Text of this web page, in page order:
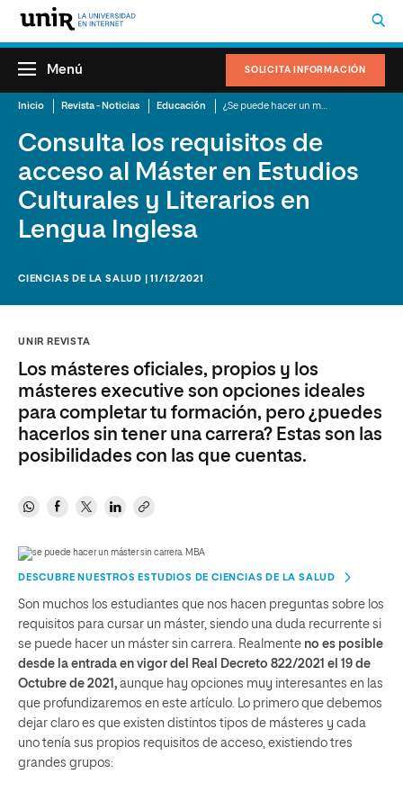
SOLICITA INFORMACIÓN
Menú
Inicio Revista - Noticias Educación
Consulta los requisitos de
acceso al Máster en Estudios
Culturales y Literarios en
Lengua Inglesa
CIENCIAS DE LA SALUD | 11/12/2021
UNIR REVISTA
Los másteres oficiales, propios y los
másteres executive son opciones ideales
para completar tu formación, pero ¿puedes
hacerlos sin tener una carrera? Estas son las
posibilidades con las que cuentas.
DESCUBRE NUESTROS ESTUDIOS DE CIENCIAS DE LA SALUD
Son muchos los estudiantes que nos hacen preguntas sobre los
requisitos para cursar un máster, siendo una duda recurrente si
se puede hacer un máster sin carrera. Realmente no es posible
desde la entrada en vigor del Real Decreto 822/2021 el 19 de
Octubre de 2021, aunque hay opciones muy interesantes en las
que profundizaremos en este artículo. Lo primero que debemos
dejar claro es que existen distintos tipos de másteres y cada
uno tenía sus propios requisitos de acceso, existiendo tres
grandes grupos: